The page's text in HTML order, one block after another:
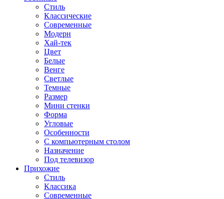
Стиль
Классические
Современные
Модерн
Хай-тек
Цвет
Белые
Венге
Светлые
Темные
Размер
Мини стенки
Форма
Угловые
Особенности
С компьютерным столом
Назначение
Под телевизор
Прихожие
Стиль
Классика
Современные